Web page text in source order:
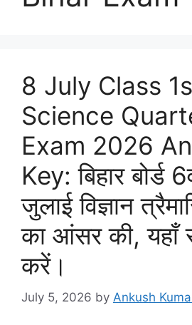
8 July Class
Science
Exam 2026
Key: बिहार बोर्ड
जुलाई विज्ञान
का आंसर की, यहाँ
करें।
July 5, 2026 by Ankush